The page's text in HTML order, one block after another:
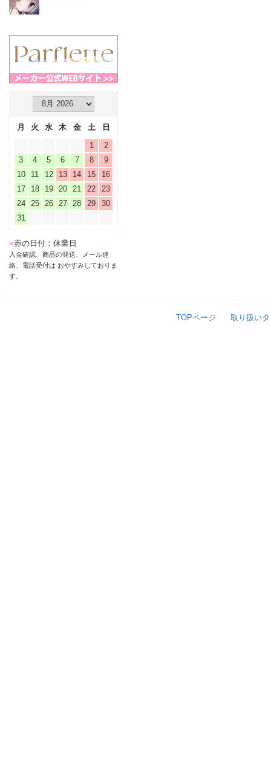
月 火 水 木 金 土
日
1
2
3
4 5 6 7 8
9
10
11 12 13 14 15
16
17
18 19 20 21 22
23
24
25 26 27 28 29
30
31
■赤の日付：休業日
入金確認、商品の発送、メール連
絡、電話受付は おやすみしておりま
す。
TOPページ 取り扱い